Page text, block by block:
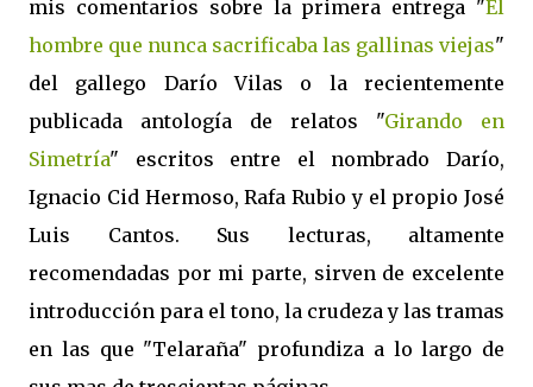
mis comentarios sobre la primera entrega "El
hombre que nunca sacrificaba las gallinas viejas"
del gallego Darío Vilas o la recientemente
publicada antología de relatos "Girando en
Simetría" escritos entre el nombrado Darío,
Ignacio Cid Hermoso, Rafa Rubio y el propio José
Luis Cantos. Sus lecturas, altamente
recomendadas por mi parte, sirven de excelente
introducción para el tono, la crudeza y las tramas
en las que "Telaraña" profundiza a lo largo de